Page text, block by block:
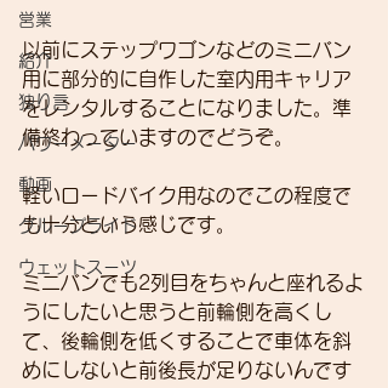
営業
紹介
独り言
パワーメーター
動画
グループライド
ウェットスーツ
以前にステップワゴンなどのミニバン
用に部分的に自作した室内用キャリア
をレンタルすることになりました。準
備終わっていますのでどうぞ。
軽いロードバイク用なのでこの程度で
も十分という感じです。
ミニバンでも2列目をちゃんと座れるよ
うにしたいと思うと前輪側を高くし
て、後輪側を低くすることで車体を斜
めにしないと前後長が足りないんです